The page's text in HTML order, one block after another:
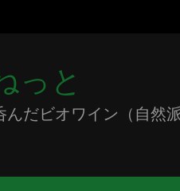
っと
んだビオワイン（自然